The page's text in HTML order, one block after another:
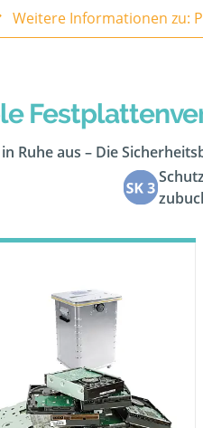
Weitere Informationen zu:
Ruhe aus – Die